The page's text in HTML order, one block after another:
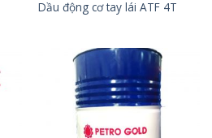
Dầu động cơ tay lái ATF 4T